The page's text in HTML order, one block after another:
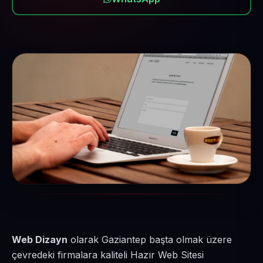
Web Dizayn olarak Gaziantep başta olmak üzere
çevredeki firmalara kaliteli Hazır Web Sitesi